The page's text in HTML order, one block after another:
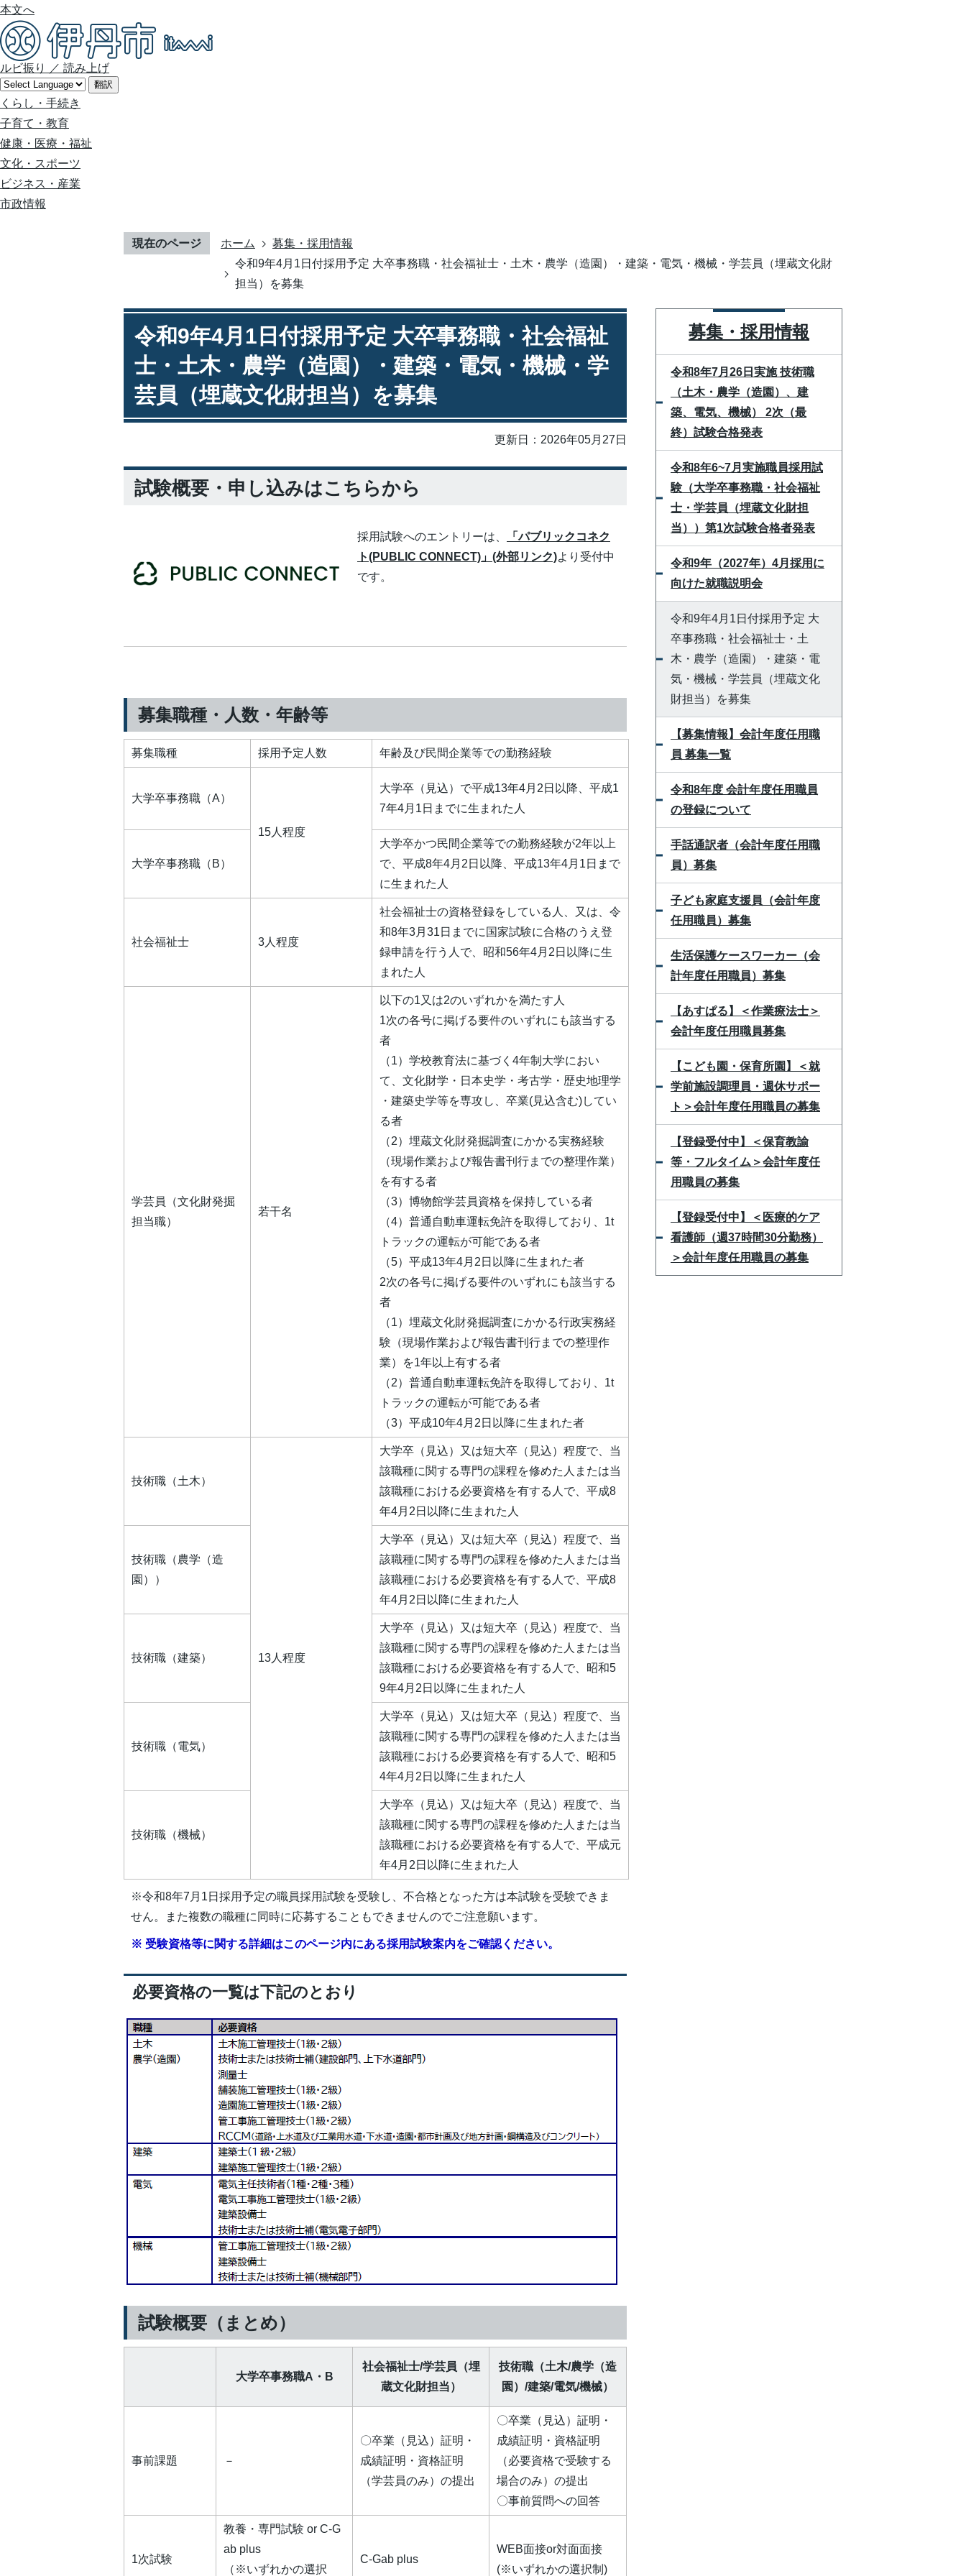
本文へ
ルビ振り ／ 読み上げ
翻訳
くらし・手続き
子育て・教育
健康・医療・福祉
文化・スポーツ
ビジネス・産業
市政情報
現在のページ ホーム
募集・採用情報
令和9年4月1日付採用予定 大卒事務職・社会福祉士・土木・農学（造園）・建築・電気・機械・学芸員（埋蔵文化財
担当）を募集
令和9年4月1日付採用予定 大卒事務職・社会福祉
士・土木・農学（造園）・建築・電気・機械・学
芸員（埋蔵文化財担当）を募集
更新日：2026年05月27日
試験概要・申し込みはこちらから
採用試験へのエントリーは、
「パブリックコネク
ト(PUBLIC CONNECT)」(外部リンク)より受付中
です。
募集職種・人数・年齢等
募集職種 採用予定人数 年齢及び民間企業等での勤務経験
大学卒事務職（A）
15人程度
大学卒（見込）で平成13年4月2日以降、平成1
7年4月1日までに生まれた人
大学卒事務職（B）
大学卒かつ民間企業等での勤務経験が2年以上
で、平成8年4月2日以降、平成13年4月1日まで
に生まれた人
社会福祉士 3人程度
社会福祉士の資格登録をしている人、又は、令
和8年3月31日までに国家試験に合格のうえ登
録申請を行う人で、昭和56年4月2日以降に生
まれた人
学芸員（文化財発掘
担当職）
若干名
以下の1又は2のいずれかを満たす人
1次の各号に掲げる要件のいずれにも該当する
者
（1）学校教育法に基づく4年制大学におい
て、文化財学・日本史学・考古学・歴史地理学
・建築史学等を専攻し、卒業(見込含む)してい
る者
（2）埋蔵文化財発掘調査にかかる実務経験
（現場作業および報告書刊行までの整理作業）
を有する者
（3）博物館学芸員資格を保持している者
（4）普通自動車運転免許を取得しており、1t
トラックの運転が可能である者
（5）平成13年4月2日以降に生まれた者
2次の各号に掲げる要件のいずれにも該当する
者
（1）埋蔵文化財発掘調査にかかる行政実務経
験（現場作業および報告書刊行までの整理作
業）を1年以上有する者
（2）普通自動車運転免許を取得しており、1t
トラックの運転が可能である者
（3）平成10年4月2日以降に生まれた者
技術職（土木）
13人程度
大学卒（見込）又は短大卒（見込）程度で、当
該職種に関する専門の課程を修めた人または当
該職種における必要資格を有する人で、平成8
年4月2日以降に生まれた人
技術職（農学（造
園））
大学卒（見込）又は短大卒（見込）程度で、当
該職種に関する専門の課程を修めた人または当
該職種における必要資格を有する人で、平成8
年4月2日以降に生まれた人
技術職（建築）
大学卒（見込）又は短大卒（見込）程度で、当
該職種に関する専門の課程を修めた人または当
該職種における必要資格を有する人で、昭和5
9年4月2日以降に生まれた人
技術職（電気）
大学卒（見込）又は短大卒（見込）程度で、当
該職種に関する専門の課程を修めた人または当
該職種における必要資格を有する人で、昭和5
4年4月2日以降に生まれた人
技術職（機械）
大学卒（見込）又は短大卒（見込）程度で、当
該職種に関する専門の課程を修めた人または当
該職種における必要資格を有する人で、平成元
年4月2日以降に生まれた人
※令和8年7月1日採用予定の職員採用試験を受験し、不合格となった方は本試験を受験できま
せん。また複数の職種に同時に応募することもできませんのでご注意願います。
※ 受験資格等に関する詳細はこのページ内にある採用試験案内をご確認ください。
必要資格の一覧は下記のとおり
試験概要（まとめ）
大学卒事務職A・B
社会福祉士/学芸員（埋
蔵文化財担当）
技術職（土木/農学（造
園）/建築/電気/機械）
事前課題 －
〇卒業（見込）証明・
成績証明・資格証明
（学芸員のみ）の提出
〇卒業（見込）証明・
成績証明・資格証明
（必要資格で受験する
場合のみ）の提出
〇事前質問への回答
1次試験
教養・専門試験 or C-G
ab plus
（※いずれかの選択
C-Gab plus
WEB面接or対面面接
(※いずれかの選択制)
募集・採用情報
令和8年7月26日実施 技術職
（土木・農学（造園）、建
築、電気、機械） 2次（最
終）試験合格発表
令和8年6~7月実施職員採用試
験（大学卒事務職・社会福祉
士・学芸員（埋蔵文化財担
当））第1次試験合格者発表
令和9年（2027年）4月採用に
向けた就職説明会
令和9年4月1日付採用予定 大
卒事務職・社会福祉士・土
木・農学（造園）・建築・電
気・機械・学芸員（埋蔵文化
財担当）を募集
【募集情報】会計年度任用職
員 募集一覧
令和8年度 会計年度任用職員
の登録について
手話通訳者（会計年度任用職
員）募集
子ども家庭支援員（会計年度
任用職員）募集
生活保護ケースワーカー（会
計年度任用職員）募集
【あすぱる】＜作業療法士＞
会計年度任用職員募集
【こども園・保育所園】＜就
学前施設調理員・週休サポー
ト＞会計年度任用職員の募集
【登録受付中】＜保育教諭
等・フルタイム＞会計年度任
用職員の募集
【登録受付中】＜医療的ケア
看護師（週37時間30分勤務）
＞会計年度任用職員の募集